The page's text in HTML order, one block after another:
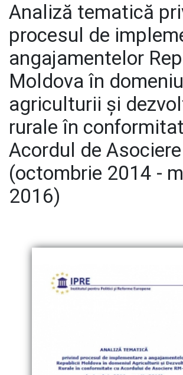
Proiecte de
asistență
E-Bibliotecă
Contacte
Analiză tematică
procesul de
angajamentelor
Moldova în domeniul
agriculturii și
rurale în
Acordul de Asociere
(octombrie 2014 -
2016)